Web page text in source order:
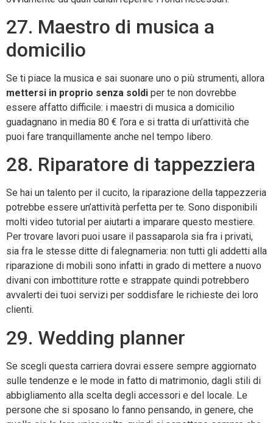
27. Maestro di musica a
domicilio
Se ti piace la musica e sai suonare uno o più strumenti, allora
mettersi in proprio senza soldi per te non dovrebbe
essere affatto difficile: i maestri di musica a domicilio
guadagnano in media 80 € l’ora e si tratta di un’attività che
puoi fare tranquillamente anche nel tempo libero.
28. Riparatore di tappezziera
Se hai un talento per il cucito, la riparazione della tappezzeria
potrebbe essere un’attività perfetta per te. Sono disponibili
molti video tutorial per aiutarti a imparare questo mestiere.
Per trovare lavori puoi usare il passaparola sia fra i privati,
sia fra le stesse ditte di falegnameria: non tutti gli addetti alla
riparazione di mobili sono infatti in grado di mettere a nuovo
divani con imbottiture rotte e strappate quindi potrebbero
avvalerti dei tuoi servizi per soddisfare le richieste dei loro
clienti.
29. Wedding planner
Se scegli questa carriera dovrai essere sempre aggiornato
sulle tendenze e le mode in fatto di matrimonio, dagli stili di
abbigliamento alla scelta degli accessori e del locale. Le
persone che si sposano lo fanno pensando, in genere, che